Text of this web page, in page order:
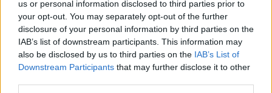
us or personal information disclosed to third parties prior to
your opt-out. You may separately opt-out of the further
disclosure of your personal information by third parties on the
IAB’s list of downstream participants. This information may
also be disclosed by us to third parties on the IAB’s List of
Downstream Participants that may further disclose it to other
Felhasználónév
Jelszó
Emlékezzen
rám
Bejelentkezés
faiskola.hu
Kertészeti, kerti termékek és szolgáltatások térképes
szaknévsora